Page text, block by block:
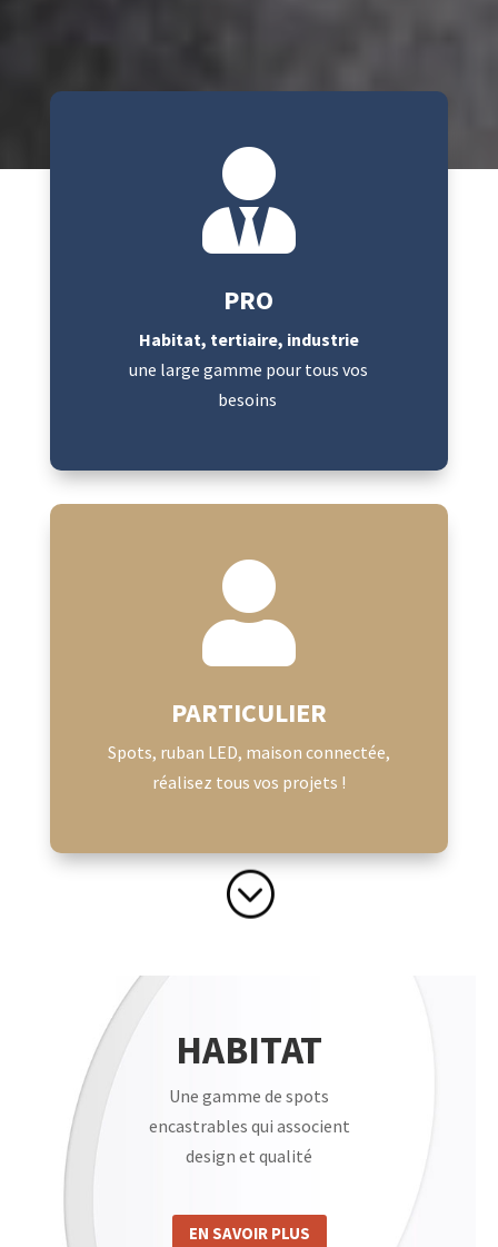

PRO
Habitat, tertiaire, industrie
une large gamme pour tous vos
besoins

PARTICULIER
Spots, ruban LED, maison connectée,
réalisez tous vos projets !
;
HABITAT
Une gamme de spots
encastrables qui associent
design et qualité
EN SAVOIR PLUS